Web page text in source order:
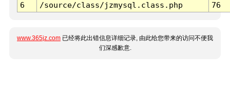
6
/source/class/jzmysql.class.php 76
www.365jz.com 已经将此出错信息详细记录, 由此给您带来的访问不便我
们深感歉意.